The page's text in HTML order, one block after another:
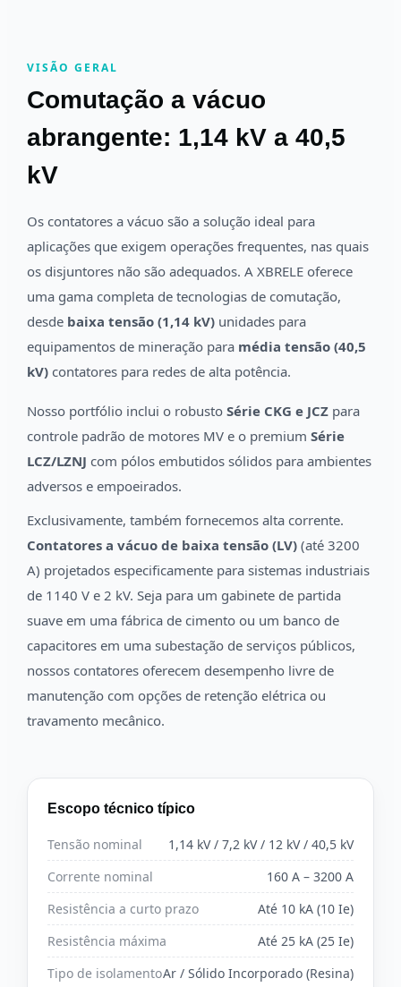
VISÃO GERAL
Comutação a vácuo
abrangente: 1,14 kV a 40,5
kV
Os contatores a vácuo são a solução ideal para
aplicações que exigem operações frequentes, nas quais
os disjuntores não são adequados. A XBRELE oferece
uma gama completa de tecnologias de comutação,
desde baixa tensão (1,14 kV) unidades para
equipamentos de mineração para média tensão (40,5
kV) contatores para redes de alta potência.
Nosso portfólio inclui o robustoSérie CKG e JCZ para
controle padrão de motores MV e o premiumSérie
LCZ/LZNJ com pólos embutidos sólidos para ambientes
adversos e empoeirados.
Exclusivamente, também fornecemos alta corrente.
Contatores a vácuo de baixa tensão (LV) (até 3200
A) projetados especificamente para sistemas industriais
de 1140 V e 2 kV. Seja para um gabinete de partida
suave em uma fábrica de cimento ou um banco de
capacitores em uma subestação de serviços públicos,
nossos contatores oferecem desempenho livre de
manutenção com opções de retenção elétrica ou
travamento mecânico.
Escopo técnico típico
Tensão nominal
1,14 kV / 7,2 kV / 12 kV / 40,5 kV
Corrente nominal
160 A – 3200 A
Resistência a curto prazo
Até 10 kA (10 Ie)
Resistência máxima
Até 25 kA (25 Ie)
Tipo de isolamentoAr / Sólido Incorporado (Resina)